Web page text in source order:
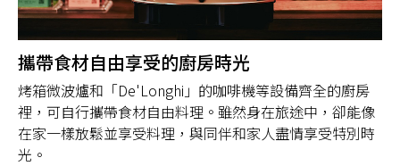
攜帶食材自由享受的廚房時光
烤箱微波爐和「De'Longhi」的咖啡機等設備齊全的廚房
裡，可自行攜帶食材自由料理。雖然身在旅途中，卻能像
在家一樣放鬆並享受料理，與同伴和家人盡情享受特別時
光。